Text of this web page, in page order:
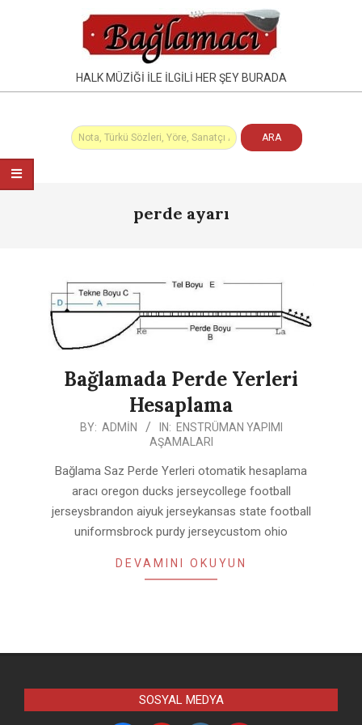
HALK MÜZIĞI İLE İLGILI HER ŞEY BURADA
Primary
perde ayarı
Bağlamada Perde Yerleri
Hesaplama
16
BY: ADMIN IN: ENSTRÜMAN YAPIMI
AŞAMALARI
Bağlama Saz Perde Yerleri otomatik hesaplama
aracı oregon ducks jerseycollege football
jerseysbrandon aiyuk jerseykansas state football
uniformsbrock purdy jerseycustom ohio
DEVAMINI OKUYUN
SOSYAL MEDYA